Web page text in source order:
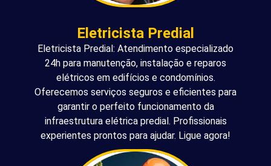
Eletricista Predial
Eletricista Predial: Atendimento especializado
24h para manutenção, instalação e reparos
elétricos em edifícios e condomínios.
Oferecemos serviços seguros e eficientes para
garantir o perfeito funcionamento da
infraestrutura elétrica predial. Profissionais
experientes prontos para ajudar. Ligue agora!